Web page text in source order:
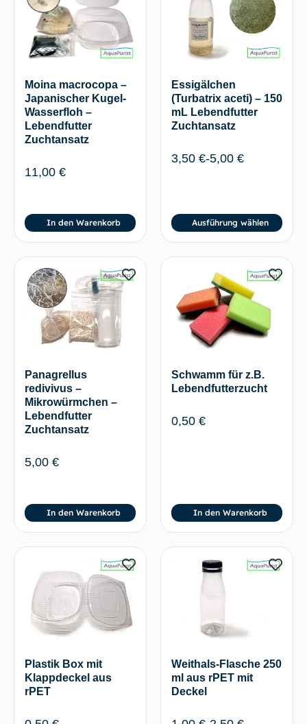
Moina macrocopa –
Japanischer Kugel-
Wasserfloh –
Lebendfutter
Zuchtansatz
11,00 €
In den Warenkorb
Essigälchen
(Turbatrix aceti) – 150
mL Lebendfutter
Zuchtansatz
3,50 €-5,00 €
Ausführung wählen
Panagrellus
redivivus –
Mikrowürmchen –
Lebendfutter
Zuchtansatz
5,00 €
In den Warenkorb
Schwamm für z.B.
Lebendfutterzucht
0,50 €
In den Warenkorb
Plastik Box mit
Klappdeckel aus
rPET
Weithals-Flasche 250
ml aus rPET mit
Deckel